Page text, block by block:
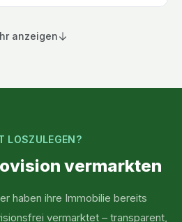
anzeigen
LOSZULEGEN?
vermarkten
haben ihre Immobilie bereits
vermarktet – transparent,